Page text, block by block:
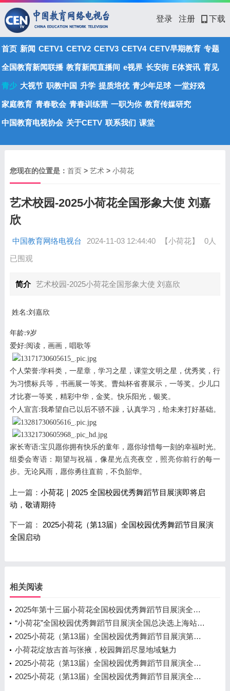
登录 注册 下载
首页 新闻 CETV1 CETV2 CETV3 CETV4 CETV早期教育 专题
全国教育新闻联播 教育新闻直播间 e视界 长安街 E体资讯 育见
青少 大视节 职教中国 升学 提质培优 青少年足球 一堂好戏
家庭教育 青春歌会 青春训练营 一职为你 教育传媒研究
中国教育电视协会 关于CETV 联系我们 课堂
您现在的位置是： 首页> 艺术> 小荷花
艺术校园-2025小荷花全国形象大使 刘嘉
欣
中国教育网络电视台 2024-11-03 12:44:40 【小荷花】
0人
已围观
简介 艺术校园-2025小荷花全国形象大使 刘嘉欣
姓名 :刘嘉欣
年龄:9岁
爱好:阅读，画画，唱歌等
个人荣誉:学科类，一星章，学习之星，课堂文明之星，优秀奖，行
为习惯标兵等，书画展一等奖。曹灿杯省赛展示，一等奖。少儿口
才比赛一等奖，精彩中华，金奖。快乐阳光，银奖。
个人宣言:我希望自己以后不骄不躁，认真学习，给未来打好基础。
家长寄语:宝贝愿你拥有快乐的童年，愿你珍惜每一刻的幸福时光。
组委会寄语：期望与祝福，像星光点亮夜空，照亮你前行的每一
步。无论风雨，愿你勇往直前，不负韶华。
上一篇： 小荷花｜2025 全国校园优秀舞蹈节目展演即将启
动，敬请期待
下一篇：
2025小荷花（第13届）全国校园优秀舞蹈节目展演
全国启动
相关阅读
2025年第十三届小荷花全国校园优秀舞蹈节目展演全国总决选圆满收官，绽放青春光彩
“小荷花”全国校园优秀舞蹈节目展演全国总决选上海站圆满落幕 千名少年舞动青春 绽放艺术风采
2025小荷花（第13届）全国校园优秀舞蹈节目展演第六场海选
小荷花绽放吉首与张掖，校园舞蹈尽显地域魅力
2025小荷花（第13届）全国校园优秀舞蹈节目展演全国海选进行中
2025小荷花（第13届）全国校园优秀舞蹈节目展演全国海选第一场圆满结束